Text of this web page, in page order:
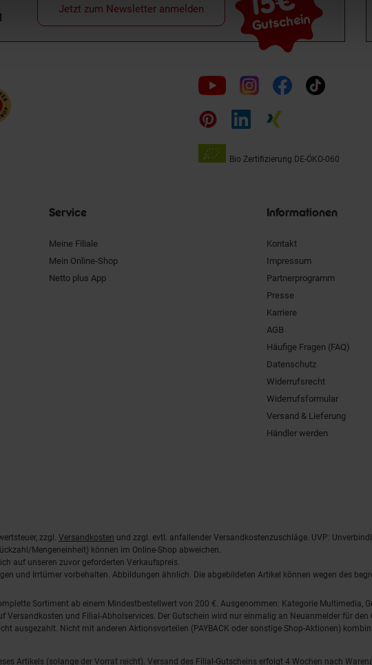
Gutschein
Jetzt zum Newsletter anmelden
Folge
uns
auf
Bio Zertifizierung DE-ÖKO-060
Service
Meine Filiale
Mein Online-Shop
Netto plus App
Informationen
Kontakt
Impressum
Partnerprogramm
Presse
Karriere
AGB
Häufige Fragen (FAQ)
Datenschutz
Widerrufsrecht
Widerrufsformular
Versand & Lieferung
Händler werden
zzgl. Versandkosten und zzgl. evtl. anfallender Versandkostenzuschläge. UVP:
Mengeneinheit) können im Online-Shop abweichen.
auf unseren zuvor geforderten Verkaufspreis.
und Irrtümer vorbehalten. Abbildungen ähnlich. Die abgebildeten Artikel können wegen des
Sortiment ab einem Mindestbestellwert von 200 €. Ausgenommen: Kategorie Multimedia,
Versandkosten und Filial-Abholservices. Der Gutschein wird nur einmalig an Neuanmelder für
ausgezahlt. Nicht mit anderen Aktionsvorteilen (PAYBACK oder sonstige Shop-Aktionen)
Artikels (solange der Vorrat reicht). Versand des Filial-Gutscheins erfolgt 4 Wochen nach